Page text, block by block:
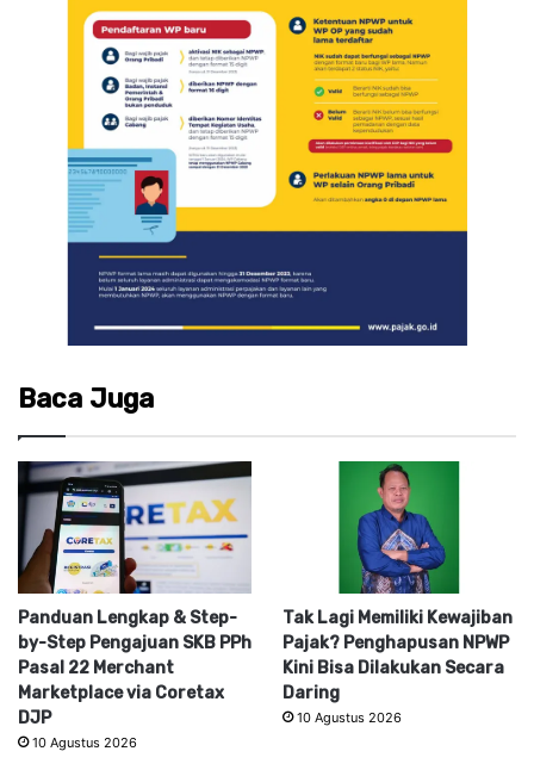
Baca Juga
Panduan Lengkap & Step-
by-Step Pengajuan SKB PPh
Pasal 22 Merchant
Marketplace via Coretax
DJP
10 Agustus 2026
Tak Lagi Memiliki Kewajiban
Pajak? Penghapusan NPWP
Kini Bisa Dilakukan Secara
Daring
10 Agustus 2026